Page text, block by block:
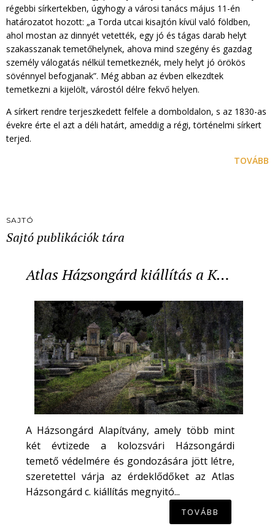
régebbi sírkertekben, úgyhogy a városi tanács május 11-én
határozatot hozott: „a Torda utcai kisajtón kívül való földben,
ahol mostan az dinnyét vetették, egy jó és tágas darab helyt
szakasszanak temetőhelynek, ahova mind szegény és gazdag
személy válogatás nélkül temetkeznék, mely helyt jó örökös
sövénnyel befogjanak”. Még abban az évben elkezdtek
temetkezni a kijelölt, várostól délre fekvő helyen.
A sírkert rendre terjeszkedett felfele a domboldalon, s az 1830-as
évekre érte el azt a déli határt, ameddig a régi, történelmi sírkert
terjed.
TOVÁBB
SAJTÓ
Sajtó publikációk tára
Atlas Házsongárd kiállítás a K…
A Házsongárd Alapítvány, amely több mint
két évtizede a kolozsvári Házsongárdi
temető védelmére és gondozására jött létre,
szeretettel várja az érdeklődőket az Atlas
Házsongárd c. kiállítás megnyitó...
TOVÁBB